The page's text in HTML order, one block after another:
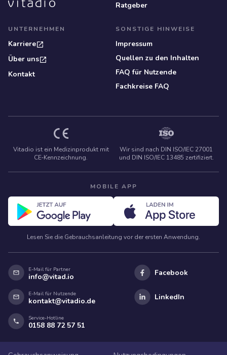
Ratgeber
UNTERNEHMEN
Karriere
Über uns
Kontakt
SONSTIGE HINWEISE
Impressum
Quellen zu den Inhalten
FAQ für Nutzende
Fachkreise FAQ
Vitadio ist ein Medizinprodukt mit
CE‑Kennzeichnung.
Wir sind nach DIN ISO/IEC 27001
und DIN ISO/IEC 13485 zertifiziert.
MOBILE APP
Lesen Sie die Gebrauchsanleitung vor der ersten Anwendung.
E-Mail für Partner
info@vitad.io
E-Mail für Nutzende
kontakt@vitadio.de
Service-Hotline
0158 88 72 57 51
Facebook
LinkedIn